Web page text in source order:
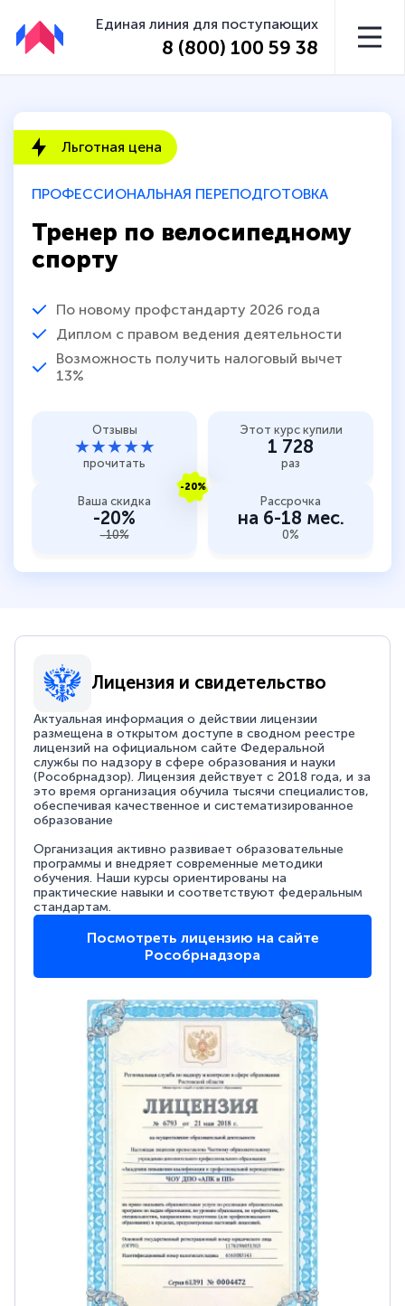
Единая линия для поступающих
8 (800) 100 59 38
ПРОФЕССИОНАЛЬНАЯ ПЕРЕПОДГОТОВКА
Тренер по велосипедному
спорту
По новому профстандарту 2026 года
Диплом с правом ведения деятельности
Возможность получить налоговый вычет
13%
Льготная цена
Отзывы
★★★★★
прочитать
Этот курс купили
1 728
раз
-20%
Ваша скидка
-20%
-10%
Рассрочка
на 6-18 мес.
0%
Лицензия и свидетельство
Актуальная информация о действии лицензии
размещена в открытом доступе в сводном реестре
лицензий на официальном сайте Федеральной
службы по надзору в сфере образования и науки
(Рособрнадзор). Лицензия действует с 2018 года, и за
это время организация обучила тысячи специалистов,
обеспечивая качественное и систематизированное
образование
Организация активно развивает образовательные
программы и внедряет современные методики
обучения. Наши курсы ориентированы на
практические навыки и соответствуют федеральным
стандартам.
Посмотреть лицензию на сайте
Рособрнадзора